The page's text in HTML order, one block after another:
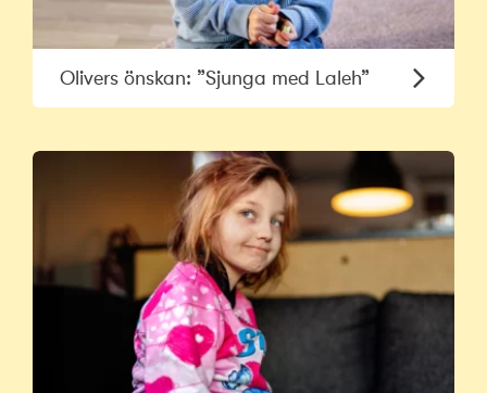
Olivers önskan: ”Sjunga med Laleh”